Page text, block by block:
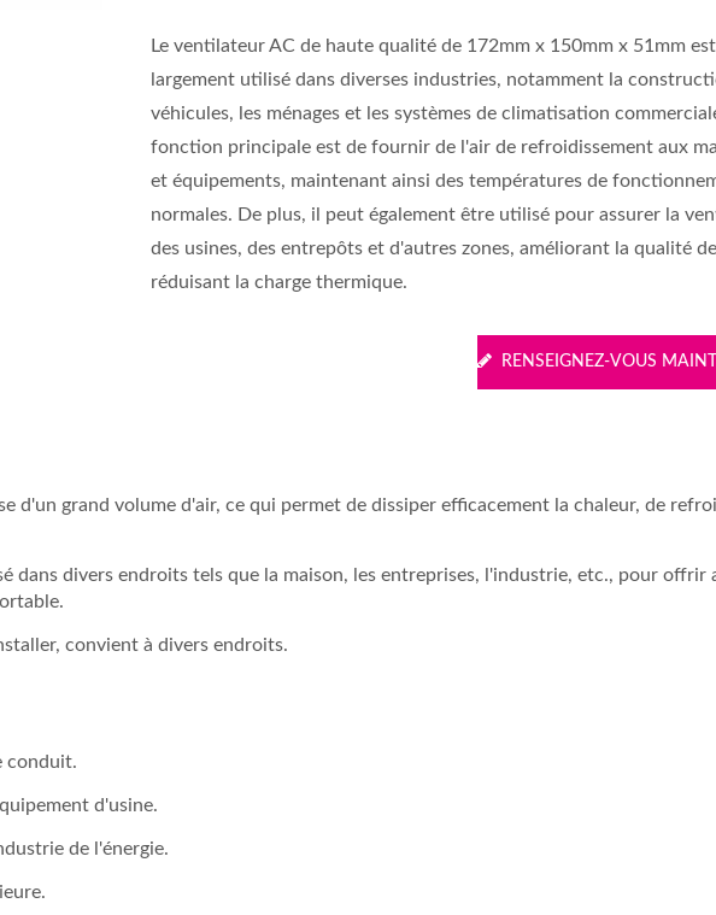
Le ventilateur AC de haute qualité de 172mm x 150mm x 51mm est
largement utilisé dans diverses industries, notamment la
véhicules, les ménages et les systèmes de climatisation
fonction principale est de fournir de l'air de refroidissement aux
et équipements, maintenant ainsi des températures de
normales. De plus, il peut également être utilisé pour assurer la
des usines, des entrepôts et d'autres zones, améliorant la qualité
réduisant la charge thermique.
RENSEIGNEZ-VOUS
d'un grand volume d'air, ce qui permet de dissiper efficacement la chaleur, de
dans divers endroits tels que la maison, les entreprises, l'industrie, etc., pour offrir
convient à divers endroits.
conduit.
d'usine.
de l'énergie.